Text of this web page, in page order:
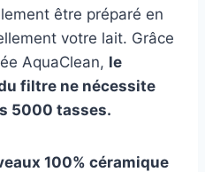
être préparé en
votre lait. Grâce
AquaClean, le
filtre ne nécessite
5000 tasses.
100% céramique